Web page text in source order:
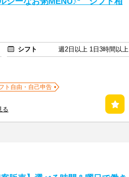
シフト
週2日以上 1日3時間以上
ト自由・自己申告
る